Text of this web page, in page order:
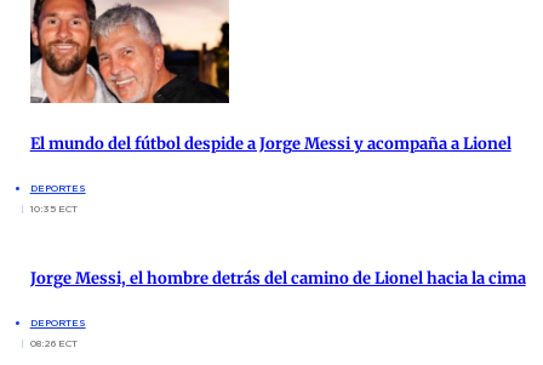
El mundo del fútbol despide a Jorge Messi y acompaña a Lionel
DEPORTES
10:35 ECT
Jorge Messi, el hombre detrás del camino de Lionel hacia la cima
DEPORTES
08:26 ECT